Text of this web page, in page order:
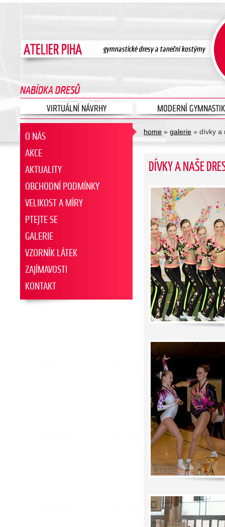
O NÁS
AKCE
AKTUALITY
OBCHODNÍ PODMÍNKY
VELIKOST A MÍRY
PTEJTE SE
GALERIE
VZORNÍK LÁTEK
ZAJÍMAVOSTI
KONTAKT
home»galerie» dívky a
DÍVKY A NAŠE